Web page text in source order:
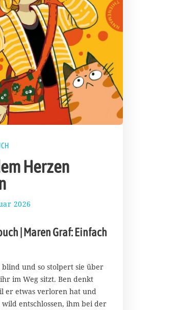
Herzen
2026
ä
2
0
2
6
| Maren Graf: Einfach
blind und so stolpert sie über
im Weg sitzt. Ben denkt
er etwas verloren hat und
wild entschlossen, ihm bei der